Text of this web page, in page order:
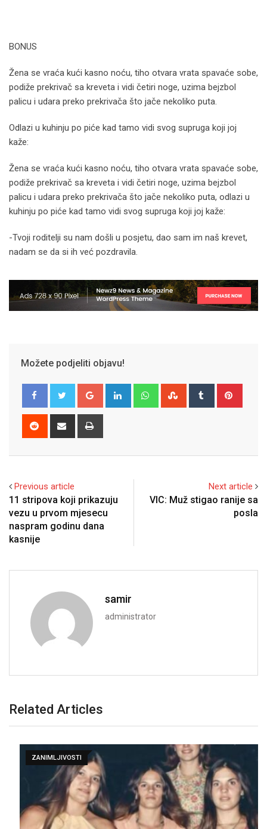
BONUS
Žena se vraća kući kasno noću, tiho otvara vrata spavaće sobe,
podiže prekrivač sa kreveta i vidi četiri noge, uzima bejzbol
palicu i udara preko prekrivača što jače nekoliko puta.
Odlazi u kuhinju po piće kad tamo vidi svog supruga koji joj
kaže:
Žena se vraća kući kasno noću, tiho otvara vrata spavaće sobe,
podiže prekrivač sa kreveta i vidi četiri noge, uzima bejzbol
palicu i udara preko prekrivača što jače nekoliko puta, odlazi u
kuhinju po piće kad tamo vidi svog supruga koji joj kaže:
-Tvoji roditelji su nam došli u posjetu, dao sam im naš krevet,
nadam se da si ih već pozdravila.
Možete podjeliti objavu!
Google+ LinkedIn WhatsappStumbleUpon
Tumblr
Reddit
Share
Previous article
11 stripova koji prikazuju
vezu u prvom mjesecu
naspram godinu dana
kasnije
Next article
VIC: Muž stigao ranije sa
posla
samir
administrator
Related Articles
ZANIMLJIVOSTI